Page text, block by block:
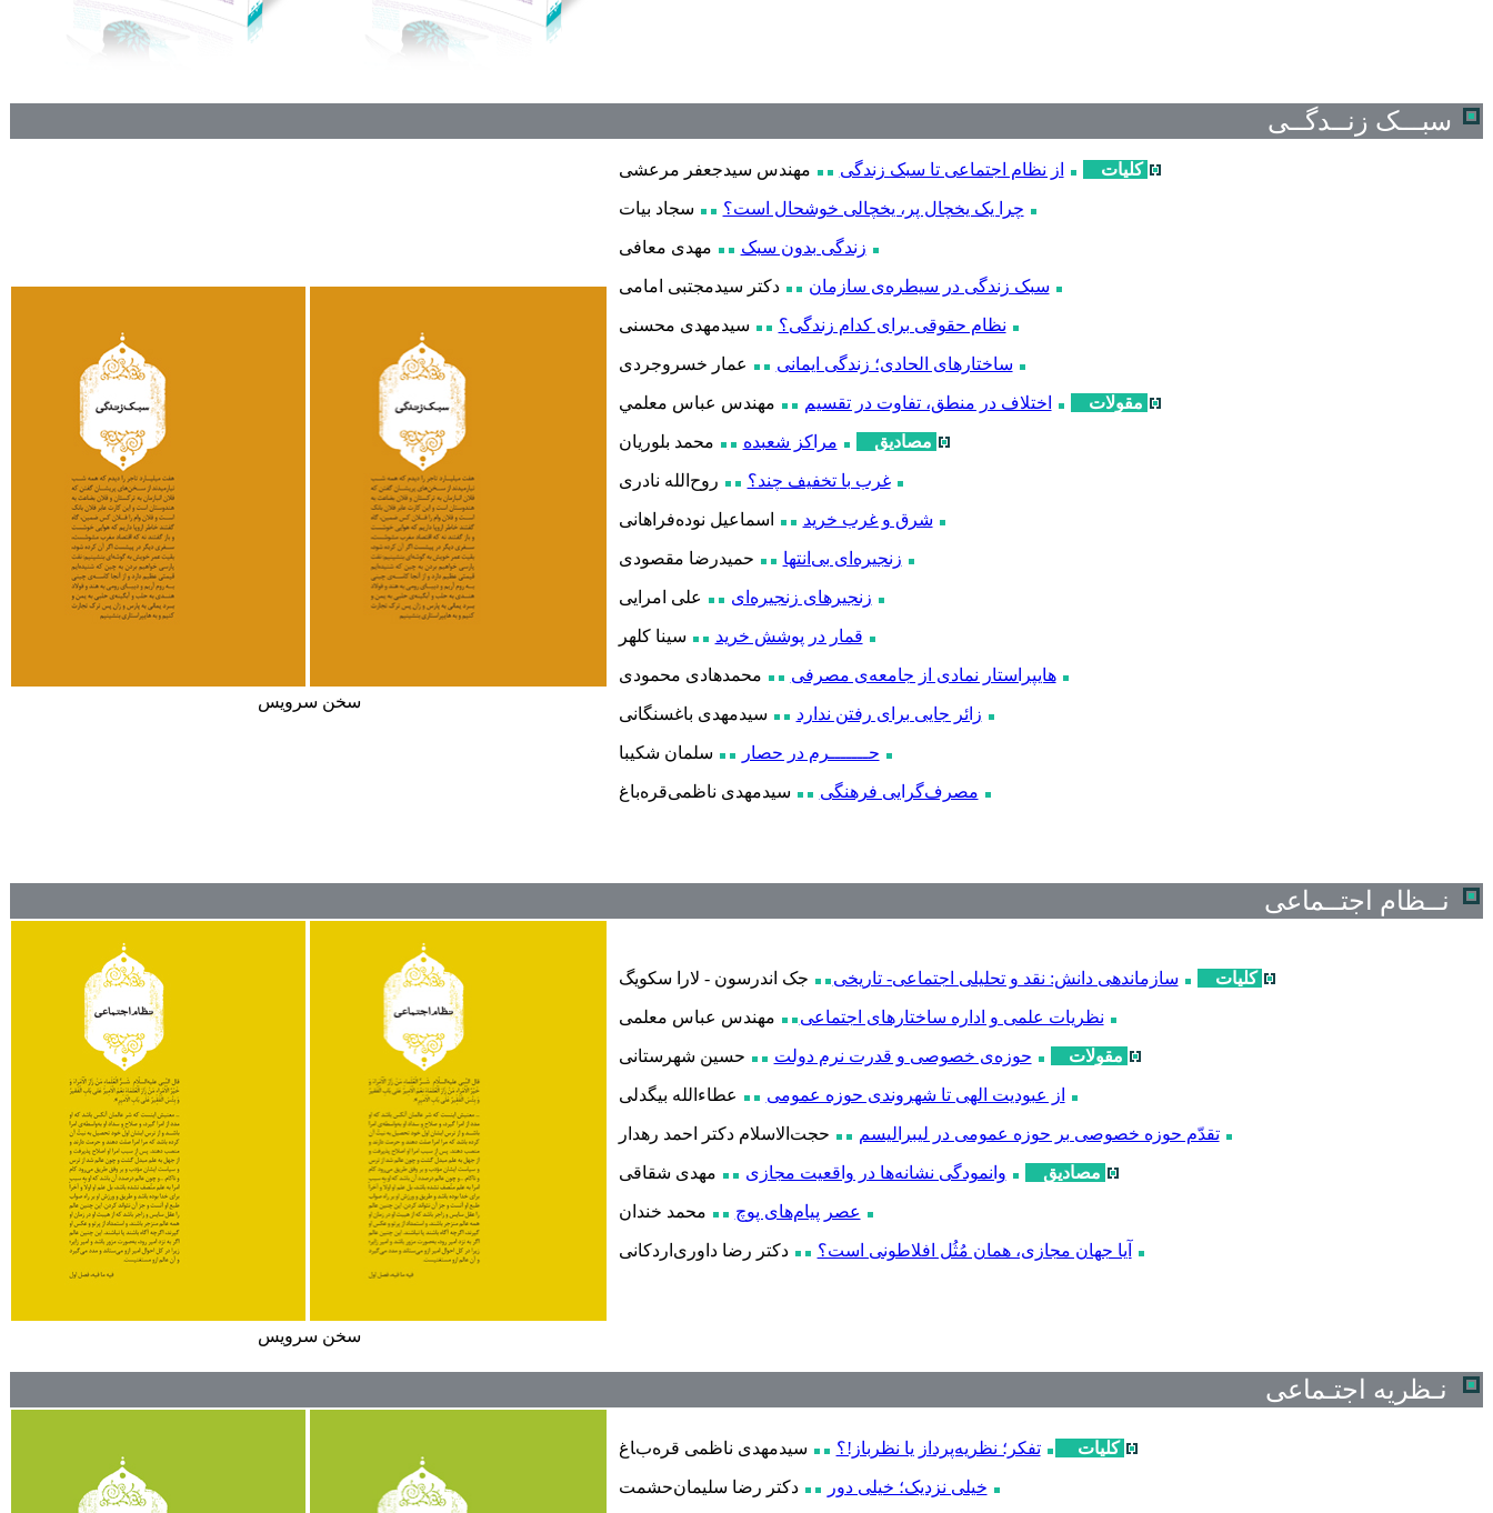
سبـــک زنــدگــی
کلیات از نظام اجتماعی تا سبک زندگی مهندس سیدجعفر مرعشی
چرا یک یخچال پر، یخچالی خوشحال است؟ سجاد بیات
زندگی بدون سبک مهدی معافی
سبک زندگی در سیطره‌ی سازمان دکتر سیدمجتبی امامی
نظام حقوقی برای کدام زندگی؟ سیدمهدی محسنی
ساختارهای الحادی؛ زندگی ایمانی عمار خسروجردی
مقولات اختلاف در منطق، تفاوت در تقسیم مهندس عباس معلمي
مصادیق مراکز شعبده‌ محمد بلوریان
غرب با تخفیف چند؟ روح الله نادری
شرق و غرب خرید اسماعیل نوده‌فراهانی
زنجیره‌ای بی‌انتها حمیدرضا مقصودی
زنجیرهای زنجیره‌ای علی امرایی
قمار در پوشش خرید سینا کلهر
هایپراستار نمادی از جامعه‌ی مصرفی محمدهادی محمودی
زائر جایی برای رفتن ندارد سیدمهدی باغسنگانی
حـــــــرم در حصار سلمان شکیبا
مصرف‌گرایی فرهنگی سیدمهدی ناظمی‌قرهباغ
سخن سرويس
نــظام اجتــماعی
کلیات سازماندهی دانش: نقد و تحلیلی اجتماعی- تاریخی جک اندرسون - لارا سکویگ
نظریات علمی و اداره ساختارهای اجتماعی مهندس عباس معلمی
مقولات حوزه‌ی خصوصی و قدرت نرم دولت حسین شهرستانی
از عبودیت الهی تا شهروندی حوزه عمومی عطاء الله بیگدلی
تقدّم حوزه خصوصی بر حوزه عمومی در لیبرالیسم حجت الاسلام دکتر احمد رهدار
مصادیق وانمودگی نشانه‌ها در واقعیت مجازی مهدی شقاقی
عصر پیام‌های پوچ محمد خندان
آیا جهان مجازی، همان مُثُل افلاطونی است؟ دكتر رضا داوری‌اردكانی
سخن سرويس
نـظریه اجتـماعی
کلیات تفکر؛ نظریه‌پرداز یا نظر‌باز!؟ سیدمهدی ناظمی قره‌باغ
خیلی نزدیک؛ خیلی دور دکتر رضا سلیمان‌حشمت